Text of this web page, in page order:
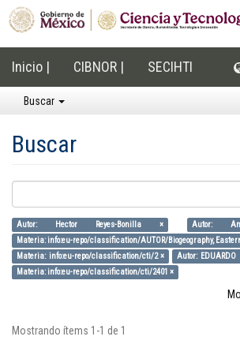
Inicio | CIBNOR | SECIHTI
Buscar
Buscar
Autor: Hector Reyes-Bonilla ×
Autor:
Materia: info:eu-repo/classification/AUTOR/Biogeography,
Materia: info:eu-repo/classification/cti/2 ×
Autor: EDUARDO
Materia: info:eu-repo/classification/cti/2401 ×
Mostrando ítems 1-1 de 1